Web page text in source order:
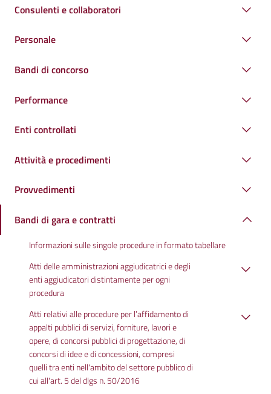
Consulenti e collaboratori
Personale
Bandi di concorso
Performance
Enti controllati
Attività e procedimenti
Provvedimenti
Bandi di gara e contratti
Informazioni sulle singole procedure in formato tabellare
Atti delle amministrazioni aggiudicatrici e degli
enti aggiudicatori distintamente per ogni
procedura
Atti relativi alle procedure per l’affidamento di
appalti pubblici di servizi, forniture, lavori e
opere, di concorsi pubblici di progettazione, di
concorsi di idee e di concessioni, compresi
quelli tra enti nell'ambito del settore pubblico di
cui all'art. 5 del dlgs n. 50/2016